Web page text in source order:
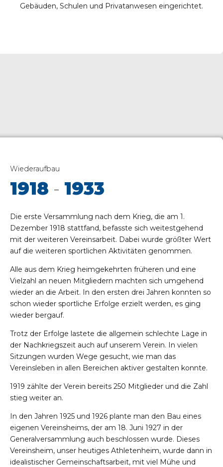
Gebäuden, Schulen und Privatanwesen eingerichtet.
Wiederaufbau
1918 - 1933
Die erste Versammlung nach dem Krieg, die am 1.
Dezember 1918 stattfand, befasste sich weitestgehend
mit der weiteren Vereinsarbeit. Dabei wurde größter Wert
auf die weiteren sportlichen Aktivitäten genommen.
Alle aus dem Krieg heimgekehrten früheren und eine
Vielzahl an neuen Mitgliedern machten sich umgehend
wieder an die Arbeit. In den ersten drei Jahren konnten so
schon wieder sportliche Erfolge erzielt werden, es ging
wieder bergauf.
Trotz der Erfolge lastete die allgemein schlechte Lage in
der Nachkriegszeit auch auf unserem Verein. In vielen
Sitzungen wurden Wege gesucht, wie man das
Vereinsleben in allen Bereichen aktiver gestalten konnte.
1919 zählte der Verein bereits 250 Mitglieder und die Zahl
stieg weiter an.
In den Jahren 1925 und 1926 plante man den Bau eines
eigenen Vereinsheims, der am 18. Juni 1927 in der
Generalversammlung auch beschlossen wurde. Dieses
Vereinsheim, unser heutiges Athletenheim, wurde dann in
idealistischer Gemeinschaftsarbeit, mit viel Mühe und